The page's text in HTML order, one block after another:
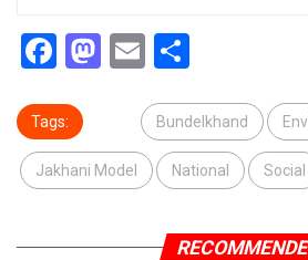
Facebook
Mastodon
Email
Tags: Bundelkhand
Jakhani Model National Social